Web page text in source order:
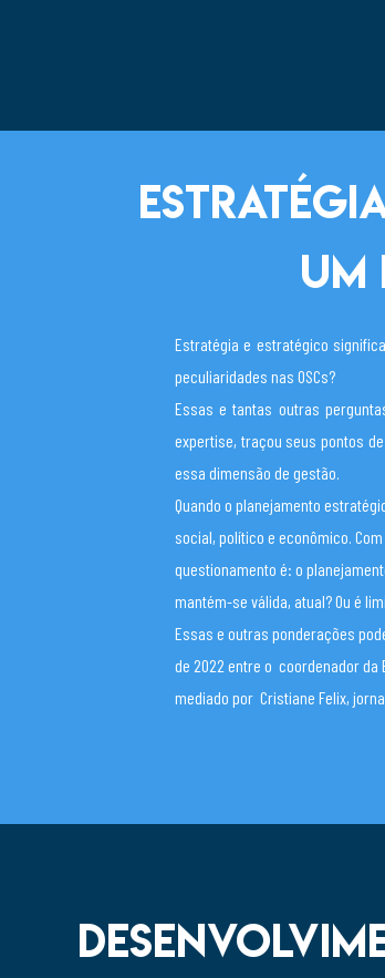
Estratégia e estratégico
peculiaridades nas OSCs?
Essas e tantas outras
expertise, traçou seus pontos
essa dimensão de gestão.
Quando o planejamento
social, político e econômico.
questionamento é: o
mantém-se válida, atual? Ou é
Essas e outras ponderações
de 2022 entre o coordenador
mediado por Cristiane Felix,